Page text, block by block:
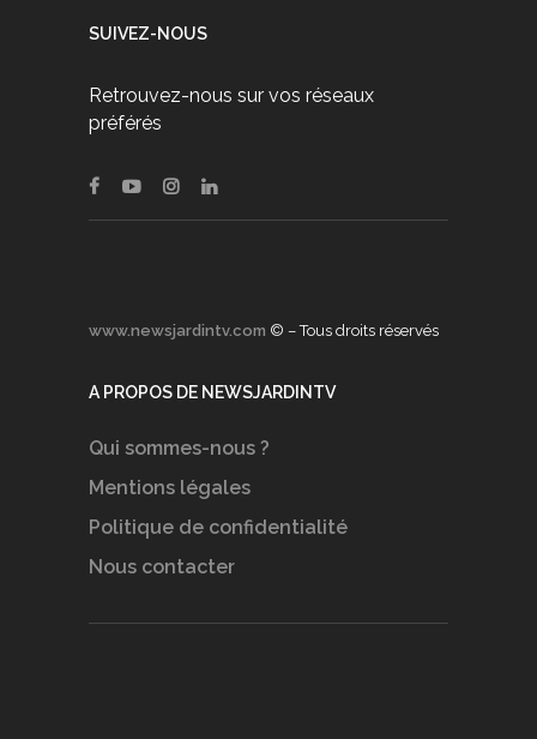
SUIVEZ-NOUS
Retrouvez-nous sur vos réseaux
préférés
www.newsjardintv.com © – Tous droits réservés
A PROPOS DE NEWSJARDINTV
Qui sommes-nous ?
Mentions légales
Politique de confidentialité
Nous contacter